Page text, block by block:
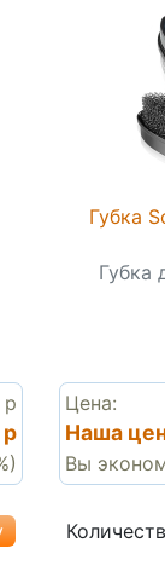
р
Губка
Губка
Цена:
Наша
Вы